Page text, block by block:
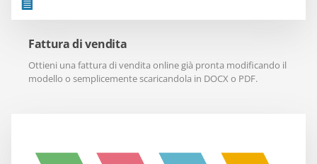
Fattura di vendita
Ottieni una fattura di vendita online già pronta modificando il
modello o semplicemente scaricandola in DOCX o PDF.